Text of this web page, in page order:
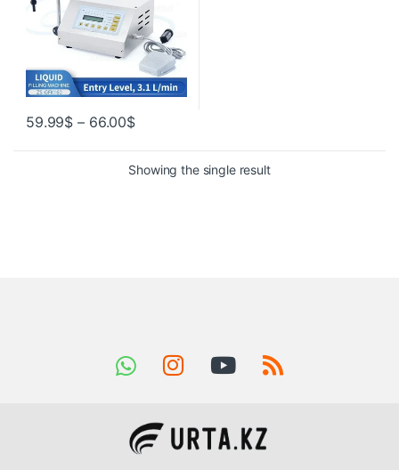
59.99$ – 66.00$
Showing the single result